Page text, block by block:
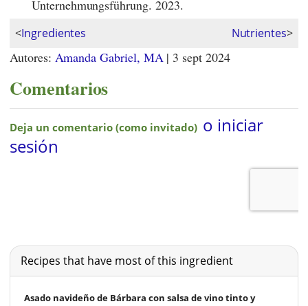
Unternehmungsführung. 2023.
<Ingredientes Nutrientes>
Autores: Amanda Gabriel, MA| 3 sept 2024
Comentarios
Recipes that have most of this ingredient
Asado navideño de Bárbara con salsa de vino tinto y